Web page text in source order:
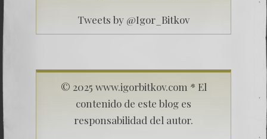
Tweets by @Igor_Bitkov
© 2025 www.igorbitkov.com * El
contenido de este blog es
responsabilidad del autor.